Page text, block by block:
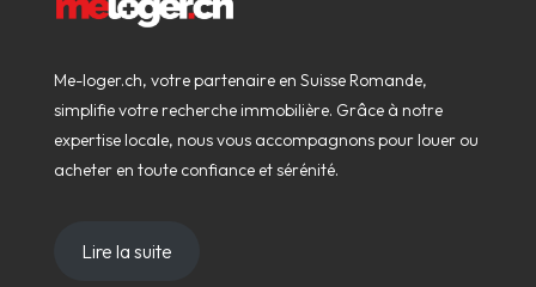
Me-loger.ch, votre partenaire en Suisse Romande,
simplifie votre recherche immobilière. Grâce à notre
expertise locale, nous vous accompagnons pour louer ou
acheter en toute confiance et sérénité.
Lire la suite